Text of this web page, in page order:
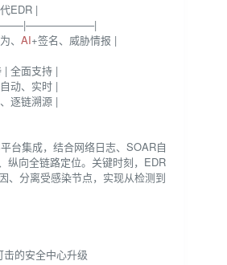
EDR |
、 AI+签名、威胁情报 |
| 全面支持 |
动、实时 |
逐链溯源 |
台集成，结合网络日志、SOAR自
纵向全链路定位。关键时刻，EDR
、分离受感染节点，实现从检测到
的安全中心升级